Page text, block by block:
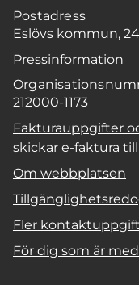
Postadress
Eslövs kommun,
Pressinformation
212000-1173
Fakturauppgifter
skickar e-faktura till
Om webbplatsen
Fler
För dig som är